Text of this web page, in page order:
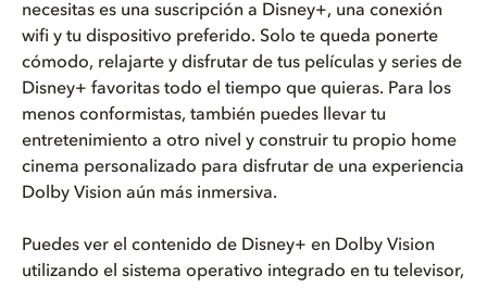
necesitas es una suscripción a Disney+, una conexión
wifi y tu dispositivo preferido. Solo te queda ponerte
cómodo, relajarte y disfrutar de tus películas y series de
Disney+ favoritas todo el tiempo que quieras. Para los
menos conformistas, también puedes llevar tu
entretenimiento a otro nivel y construir tu propio home
cinema personalizado para disfrutar de una experiencia
Dolby Vision aún más inmersiva.
Puedes ver el contenido de Disney+ en Dolby Vision
utilizando el sistema operativo integrado en tu televisor,